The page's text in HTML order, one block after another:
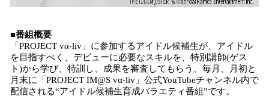
■番組概要
「PROJECT vα-liv」に参加するアイドル候補生が、アイドル
を目指すべく、デビューに必要なスキルを、特別講師(ゲス
ト)から学び、特訓し、成果を審査してもらう、毎月、月初と
月末に「PROJECT IM@S vα-liv」公式YouTubeチャンネル内で
配信される“アイドル候補生育成バラエティ番組”です。